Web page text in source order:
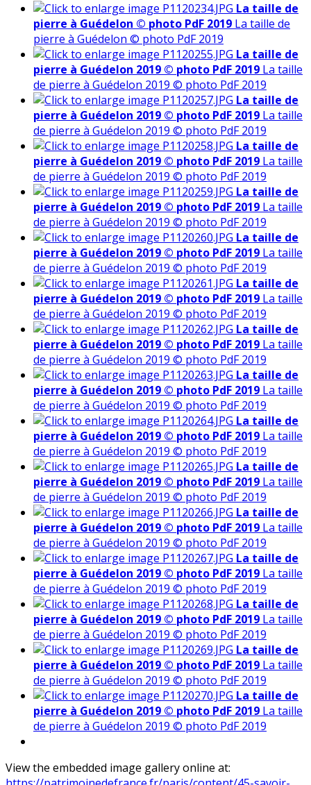
La taille de
pierre à Guédelon © photo PdF 2019 La taille de
pierre à Guédelon © photo PdF 2019
La taille de
pierre à Guédelon 2019 © photo PdF 2019 La taille
de pierre à Guédelon 2019 © photo PdF 2019
La taille de
pierre à Guédelon 2019 © photo PdF 2019 La taille
de pierre à Guédelon 2019 © photo PdF 2019
La taille de
pierre à Guédelon 2019 © photo PdF 2019 La taille
de pierre à Guédelon 2019 © photo PdF 2019
La taille de
pierre à Guédelon 2019 © photo PdF 2019 La taille
de pierre à Guédelon 2019 © photo PdF 2019
La taille de
pierre à Guédelon 2019 © photo PdF 2019 La taille
de pierre à Guédelon 2019 © photo PdF 2019
La taille de
pierre à Guédelon 2019 © photo PdF 2019 La taille
de pierre à Guédelon 2019 © photo PdF 2019
La taille de
pierre à Guédelon 2019 © photo PdF 2019 La taille
de pierre à Guédelon 2019 © photo PdF 2019
La taille de
pierre à Guédelon 2019 © photo PdF 2019 La taille
de pierre à Guédelon 2019 © photo PdF 2019
La taille de
pierre à Guédelon 2019 © photo PdF 2019 La taille
de pierre à Guédelon 2019 © photo PdF 2019
La taille de
pierre à Guédelon 2019 © photo PdF 2019 La taille
de pierre à Guédelon 2019 © photo PdF 2019
La taille de
pierre à Guédelon 2019 © photo PdF 2019 La taille
de pierre à Guédelon 2019 © photo PdF 2019
La taille de
pierre à Guédelon 2019 © photo PdF 2019 La taille
de pierre à Guédelon 2019 © photo PdF 2019
La taille de
pierre à Guédelon 2019 © photo PdF 2019 La taille
de pierre à Guédelon 2019 © photo PdF 2019
La taille de
pierre à Guédelon 2019 © photo PdF 2019 La taille
de pierre à Guédelon 2019 © photo PdF 2019
La taille de
pierre à Guédelon 2019 © photo PdF 2019 La taille
de pierre à Guédelon 2019 © photo PdF 2019
View the embedded image gallery online at: